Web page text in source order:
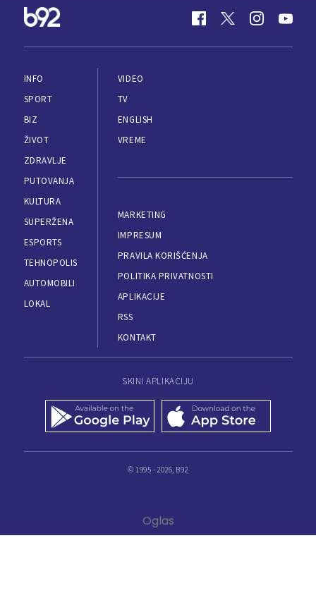
INFO
SPORT
BIZ
ŽIVOT
ZDRAVLJE
PUTOVANJA
KULTURA
SUPERŽENA
ESPORTS
TEHNOPOLIS
AUTOMOBILI
LOKAL
VIDEO
TV
ENGLISH
VREME
MARKETING
IMPRESUM
PRAVILA KORIŠĆENJA
POLITIKA PRIVATNOSTI
APLIKACIJE
RSS
KONTAKT
SKINI APLIKACIJU
© 1995 - 2026, B92